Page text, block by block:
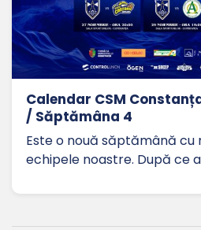
Calendar CSM
/ Săptămâna 4
Este o nouă săptămână
echipele noastre. După ce